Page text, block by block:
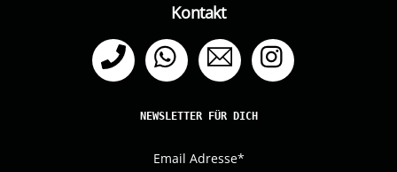
Kontakt
Telefon WhatsApp Email
NEWSLETTER FÜR DICH
Email Adresse*